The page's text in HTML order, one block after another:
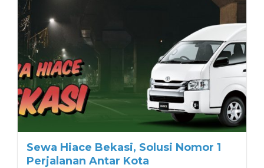
Sewa Hiace Bekasi, Solusi Nomor 1
Perjalanan Antar Kota